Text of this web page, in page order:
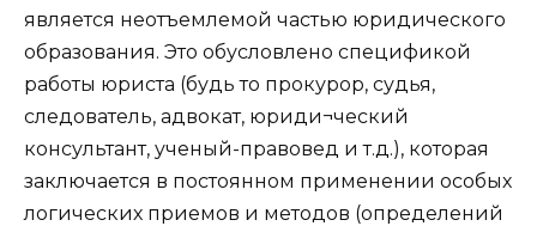
является неотъемлемой частью юридического
образования. Это обусловлено спецификой
работы юриста (будь то прокурор, судья,
следователь, адвокат, юриди¬ческий
консультант, ученый-правовед и т.д.), которая
заключается в постоянном применении особых
логических приемов и методов (определений